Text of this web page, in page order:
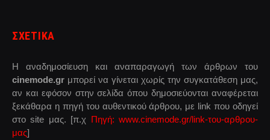
ΣΧΕΤΙΚΑ
Η αναδημοσίευση και αναπαραγωγή των άρθρων του
cinemode.gr μπορεί να γίνεται χωρίς την συγκατάθεση μας,
αν και εφόσον στην σελίδα όπου δημοσιεύονται αναφέρεται
ξεκάθαρα η πηγή του αυθεντικού άρθρου, με link που οδηγεί
στο site μας. [π.χ Πηγή: www.cinemode.gr/link-του-αρθρου-
μας]